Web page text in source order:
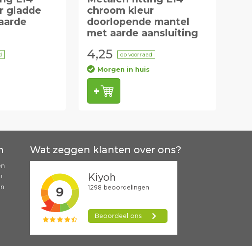
gladde
chroom kleur
doorlopende mantel
met aarde aansluiting
4,25 op voorraad
Morgen in huis
Wat zeggen klanten over ons?